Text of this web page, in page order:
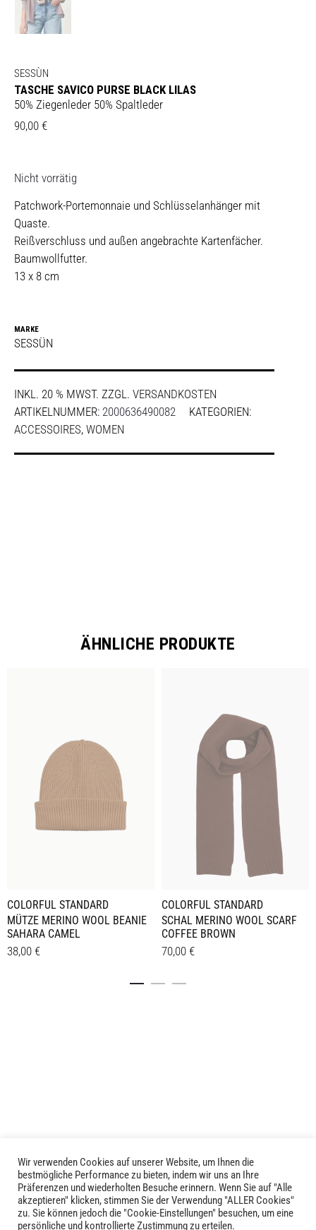
SESSÙN
TASCHE SAVICO PURSE BLACK LILAS
50% Ziegenleder 50% Spaltleder
90,00 €
Nicht vorrätig
Patchwork-Portemonnaie und Schlüsselanhänger mit
Quaste.
Reißverschluss und außen angebrachte Kartenfächer.
Baumwollfutter.
13 x 8 cm
MARKE
SESSÜN
INKL. 20 % MWST. ZZGL. VERSANDKOSTEN
ARTIKELNUMMER: 2000636490082
KATEGORIEN:
ACCESSOIRES, WOMEN
ÄHNLICHE PRODUKTE
COLORFUL STANDARD
MÜTZE MERINO WOOL BEANIE
SAHARA CAMEL
38,00 €
COLORFUL STANDARD
SCHAL MERINO WOOL SCARF
COFFEE BROWN
70,00 €
LIVID © 2024
Kontakt
Wir verwenden Cookies auf unserer Website, um Ihnen die
bestmögliche Performance zu bieten, indem wir uns an Ihre
Präferenzen und wiederholten Besuche erinnern. Wenn Sie auf "Alle
akzeptieren" klicken, stimmen Sie der Verwendung "ALLER Cookies"
zu. Sie können jedoch die "Cookie-Einstellungen" besuchen, um eine
persönliche und kontrollierte Zustimmung zu erteilen.